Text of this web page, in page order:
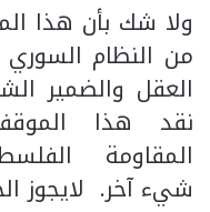
ولا شك بأن هذا
من النظام السوري
العقل والضمير
نقد هذا
المقاومة
شيء آخر. لايجوز